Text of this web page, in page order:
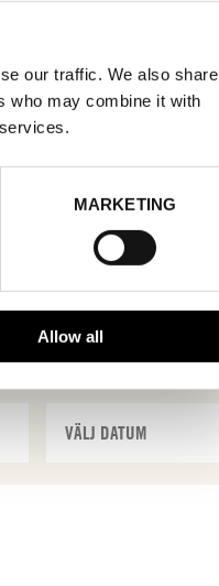
our traffic. We also share
who may combine it with
MARKETING
Allow all